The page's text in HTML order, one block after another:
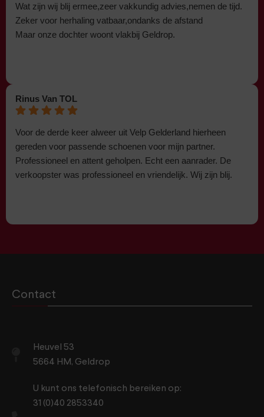
Wat zijn wij blij ermee,zeer vakkundig advies,nemen de tijd.
Zeker voor herhaling vatbaar,ondanks de afstand
Maar onze dochter woont vlakbij Geldrop.
Rinus Van TOL
Voor de derde keer alweer uit Velp Gelderland hierheen
gereden voor passende schoenen voor mijn partner.
Professioneel en attent geholpen. Echt een aanrader. De
verkoopster was professioneel en vriendelijk. Wij zijn blij.
Contact
Heuvel 53
5664 HM, Geldrop
U kunt ons telefonisch bereiken op:
31 (0)40 2853340